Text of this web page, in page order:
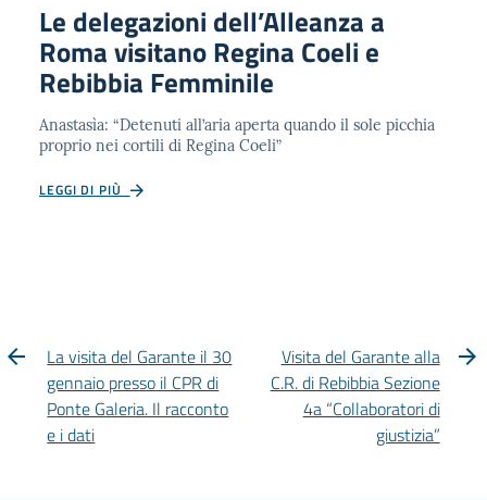
Le delegazioni dell’Alleanza a
Roma visitano Regina Coeli e
Rebibbia Femminile
Anastasìa: “Detenuti all’aria aperta quando il sole picchia
proprio nei cortili di Regina Coeli”
LEGGI DI PIÙ
La visita del Garante il 30
gennaio presso il CPR di
Ponte Galeria. Il racconto
e i dati
Visita del Garante alla
C.R. di Rebibbia Sezione
4a “Collaboratori di
giustizia”